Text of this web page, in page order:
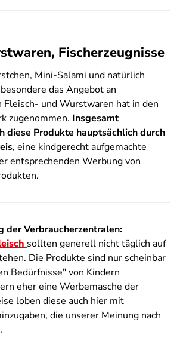
Fischerzeugnisse
Mini-Salami und natürlich
das Angebot an
Fleisch- und Wurstwaren hat in den
zugenommen. Insgesamt
diese Produkte hauptsächlich durch
, eine kindgerecht aufgemachte
entsprechenden Werbung von
der Verbraucherzentralen:
sollten generell nicht täglich auf
Die Produkte sind nur scheinbar
Bedürfnisse" von Kindern
eher eine Werbemasche der
loben diese auch hier mit
die unserer Meinung nach